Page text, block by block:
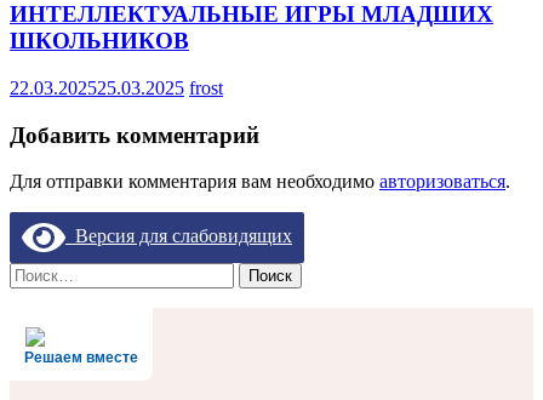
ИНТЕЛЛЕКТУАЛЬНЫЕ ИГРЫ МЛАДШИХ
ШКОЛЬНИКОВ
22.03.202525.03.2025 frost
Добавить комментарий
Для отправки комментария вам необходимо авторизоваться.
Версия для слабовидящих
Найти:
Решаем вместе